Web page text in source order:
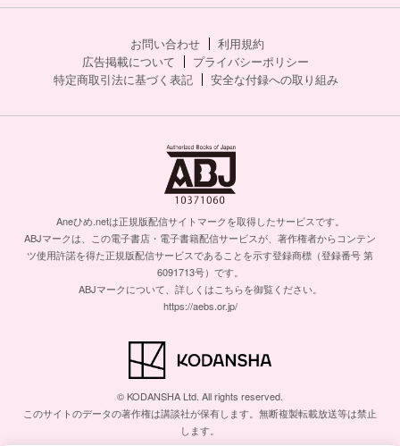
お問い合わせ
利用規約
広告掲載について
プライバシーポリシー
特定商取引法に基づく表記
安全な付録への取り組み
Aneひめ.netは正規版配信サイトマークを取得したサービスです。
ABJマークは、この電子書店・電子書籍配信サービスが、著作権者からコンテン
ツ使用許諾を得た正規版配信サービスであることを示す登録商標（登録番号 第
6091713号）です。
ABJマークについて、詳しくはこちらを御覧ください。
https://aebs.or.jp/
© KODANSHA Ltd. All rights reserved.
このサイトのデータの著作権は講談社が保有します。無断複製転載放送等は禁止
します。